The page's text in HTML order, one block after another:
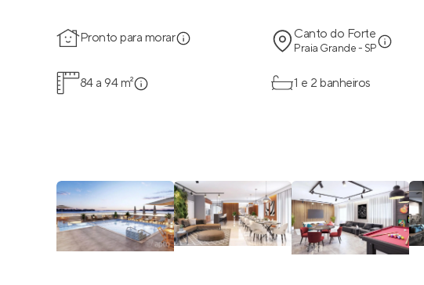
Pronto para morar Canto do Forte
Praia Grande - SP
84 a 94 m² 1 e 2 banheiros